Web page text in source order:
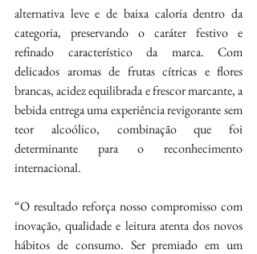
alternativa leve e de baixa caloria dentro da
categoria, preservando o caráter festivo e
refinado característico da marca. Com
delicados aromas de frutas cítricas e flores
brancas, acidez equilibrada e frescor marcante, a
bebida entrega uma experiência revigorante sem
teor alcoólico, combinação que foi
determinante para o reconhecimento
internacional.
“O resultado reforça nosso compromisso com
inovação, qualidade e leitura atenta dos novos
hábitos de consumo. Ser premiado em um